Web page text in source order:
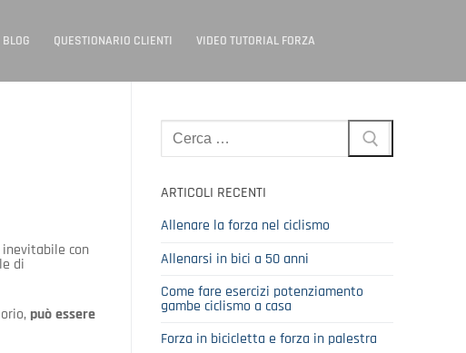
BLOG QUESTIONARIO CLIENTI VIDEO TUTORIAL FORZA
con
di
può essere
Cerca:
ARTICOLI RECENTI
Allenare la forza nel ciclismo
Allenarsi in bici a 50 anni
Come fare esercizi potenziamento
gambe ciclismo a casa
Forza in bicicletta e forza in palestra